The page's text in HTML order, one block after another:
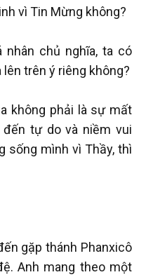
vì Tin Mừng không?
nhân chủ nghĩa, ta có
trên ý riêng không?
không phải là sự mất
tự do và niềm vui
sống mình vì Thầy, thì
gặp thánh Phanxicô
Anh mang theo một